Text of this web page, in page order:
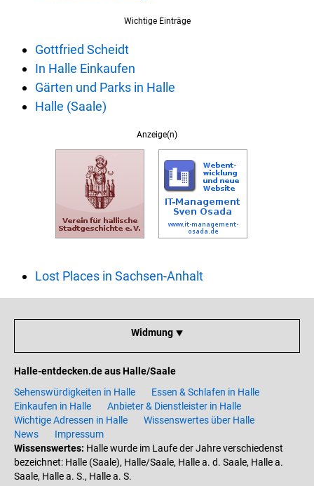
Wichtige Einträge
Gottfried Scheidt
In Halle Einkaufen
Gärten und Parks in Halle
Halle (Saale)
Anzeige(n)
Lost Places in Sachsen-Anhalt
Widmung ⯆
Halle-entdecken.de aus Halle/Saale
Sehenswürdigkeiten in Halle
Essen & Schlafen in Halle
Einkaufen in Halle
Anbieter & Dienstleister in Halle
Wichtige Adressen in Halle
Wissenswertes über Halle
News
Impressum
Wissenswertes: Halle wurde im Laufe der Jahre verschiedenst
bezeichnet: Halle (Saale), Halle/Saale, Halle a. d. Saale, Halle a.
Saale, Halle a. S., Halle a. S.